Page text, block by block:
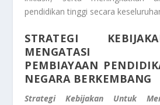
pendidikan tinggi secara
STRATEGI
MENGATASI
PEMBIAYAAN
NEGARA BERKEMBANG
Strategi Kebijakan Untuk